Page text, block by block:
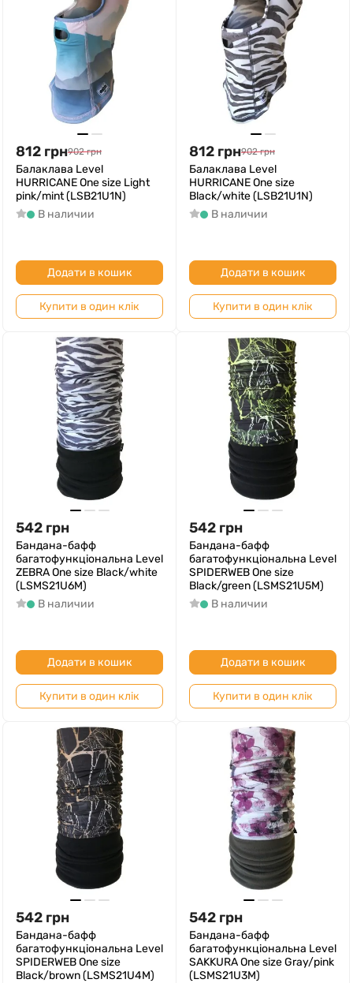
812 грн902 грн
Балаклава Level
HURRICANE One size Light
pink/mint (LSB21U1N)
В наличии
Додати в кошик
Купити в один клік
812 грн902 грн
Балаклава Level
HURRICANE One size
Black/white (LSB21U1N)
В наличии
Додати в кошик
Купити в один клік
542 грн
Бандана-бафф
багатофункціональна Level
ZEBRA One size Black/white
(LSMS21U6M)
В наличии
Додати в кошик
Купити в один клік
542 грн
Бандана-бафф
багатофункціональна Level
SPIDERWEB One size
Black/green (LSMS21U5M)
В наличии
Додати в кошик
Купити в один клік
542 грн
Бандана-бафф
багатофункціональна Level
SPIDERWEB One size
Black/brown (LSMS21U4M)
542 грн
Бандана-бафф
багатофункціональна Level
SAKKURA One size Gray/pink
(LSMS21U3M)